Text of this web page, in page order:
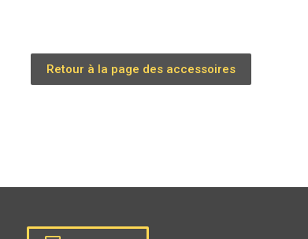
Retour à la page des accessoires